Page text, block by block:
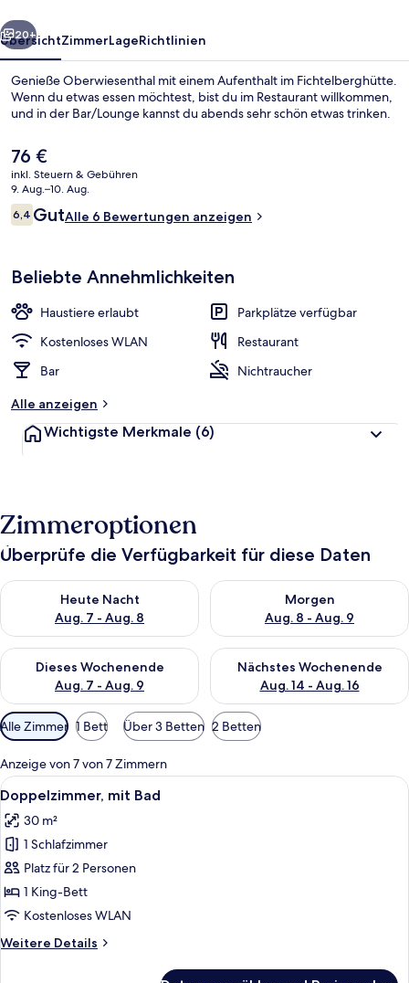
Weiter
20+
ÜbersichtZimmerLageRichtlinien
Genieße Oberwiesenthal mit einem Aufenthalt im Fichtelberghütte.
Wenn du etwas essen möchtest, bist du im Restaurant willkommen,
und in der Bar/Lounge kannst du abends sehr schön etwas trinken.
Der
aktuelle
Preis
beträgt
76 €.
76 €
inkl. Steuern & Gebühren
9. Aug.–10. Aug.
Bewertungen
6,46,4 von 10.
GutAlle 6 Bewertungen anzeigen
Beliebte Annehmlichkeiten
Haustiere erlaubt
Parkplätze verfügbar
Kostenloses WLAN
Restaurant
Bar
Nichtraucher
Alle anzeigen
Wichtigste Merkmale (6)
Zimmeroptionen
Überprüfe die Verfügbarkeit für diese Daten
Heute Nacht
Aug. 7 - Aug. 8
Überprüfe die Verfügbarkeit für heute Nacht, Aug. 7 - Aug. 8.
Morgen
Aug. 8 - Aug. 9
Überprüfe die Verfügbarkeit
Dieses Wochenende
Aug. 7 - Aug. 9
Überprüfe die Verfügbarkeit für dieses Wochenende, Aug. 7
Nächstes Wochenende
Aug. 14 - Aug. 16
Überprüfe die Verfügbarkeit
Verfügbare
Filter
für
Zimmer
Alle Zimmer 1 Bett Über 3 Betten 2 Betten
Anzeige von 7 von 7 Zimmern
Alle
Fotos
für
Doppelzimmer,
mit
Bad
anzeigen
Ein Hotelzimmer mit einem großen
8
Doppelzimmer, mit Bad
30 m²
1 Schlafzimmer
Platz für 2 Personen
1 King-Bett
Kostenloses WLAN
Weitere Details
Weitere